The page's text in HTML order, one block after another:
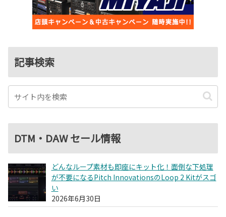
記事検索
DTM・DAW セール情報
どんなループ素材も即座にキット化！面倒な下処理
が不要になるPitch InnovationsのLoop 2 Kitがスゴ
い
2026年6月30日